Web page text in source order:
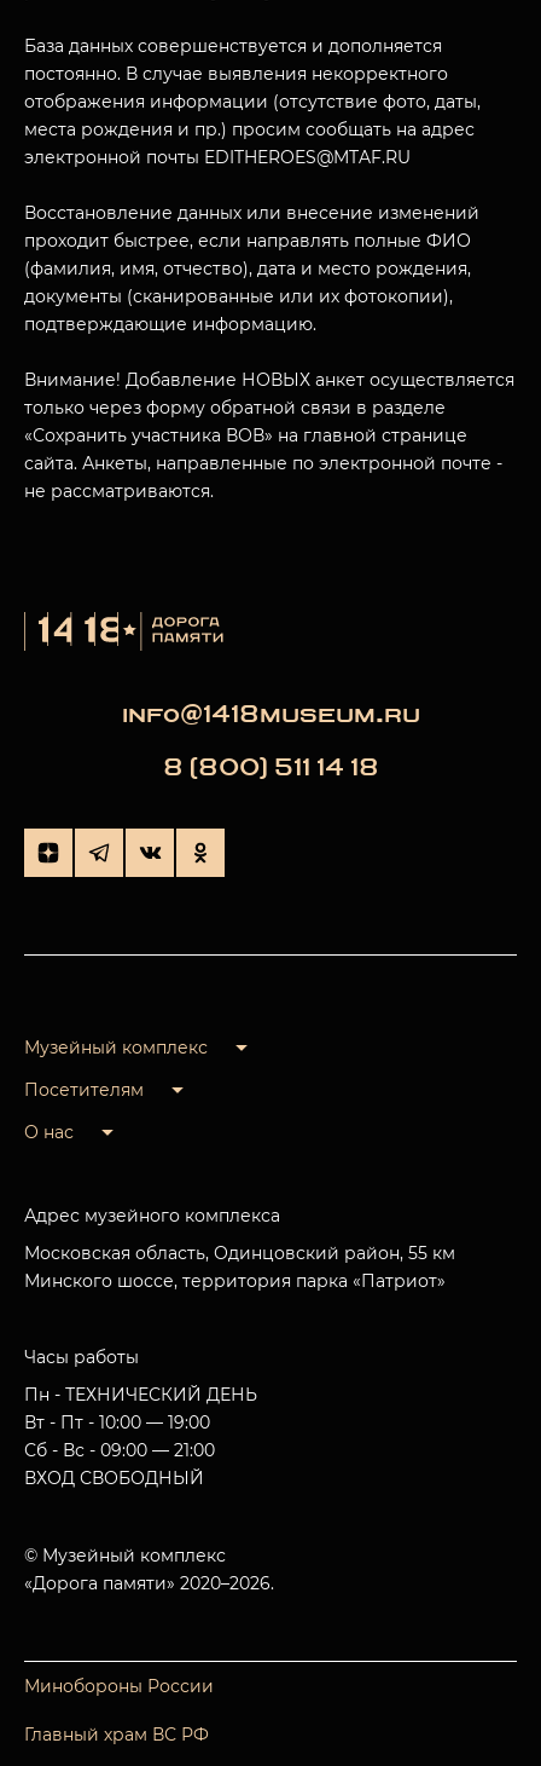
МУЗЕЙНЫЙ КОМПЛЕКС
ПОСЕТИТЕЛЯМ
О НАС
НАЗАД
База данных совершенствуется и дополняется
постоянно. В случае выявления некорректного
отображения информации (отсутствие фото, даты,
места рождения и пр.) просим сообщать на адрес
электронной почты EDITHEROES@MTAF.RU
Восстановление данных или внесение изменений
проходит быстрее, если направлять полные ФИО
(фамилия, имя, отчество), дата и место рождения,
документы (сканированные или их фотокопии),
подтверждающие информацию.
Внимание! Добавление НОВЫХ анкет осуществляется
только через форму обратной связи в разделе
«Сохранить участника ВОВ» на главной странице
сайта. Анкеты, направленные по электронной почте -
не рассматриваются.
info@1418museum.ru
8 (800) 511 14 18
Музейный комплекс
Посетителям
О нас
Адрес музейного комплекса
Московская область, Одинцовский район, 55 км
Минского шоссе, территория парка «Патриот»
Часы работы
Пн - ТЕХНИЧЕСКИЙ ДЕНЬ
Вт - Пт - 10:00 — 19:00
Сб - Вс - 09:00 — 21:00
ВХОД СВОБОДНЫЙ
© Музейный комплекс
«Дорога памяти» 2020–2026.
Минобороны России
Главный храм ВС РФ